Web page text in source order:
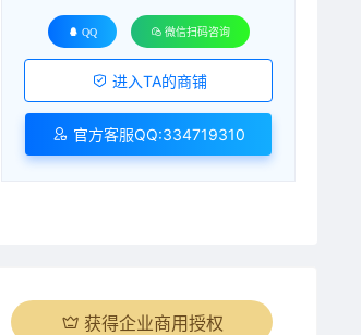
QQ 微信扫码咨询
进入TA的商铺
官方客服QQ:334719310
获得企业商用授权